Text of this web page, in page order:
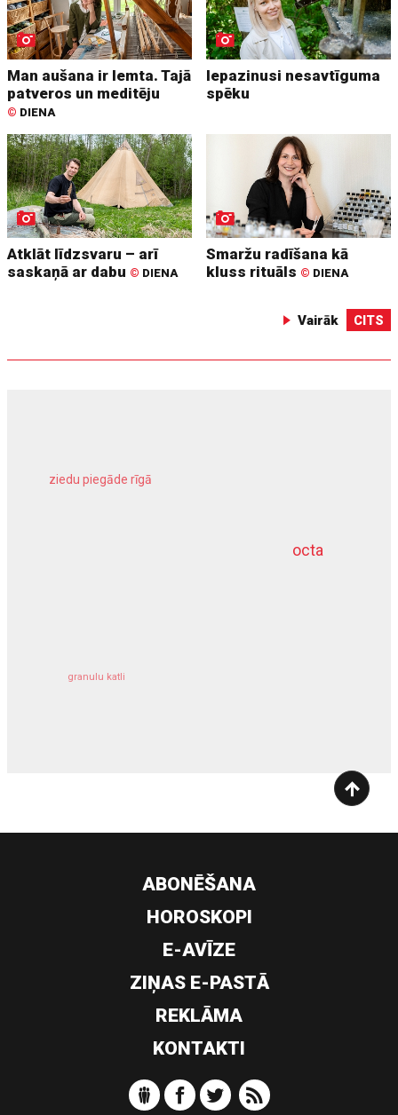
Man aušana ir lemta. Tajā
patveros un meditēju
© DIENA
Iepazinusi nesavtīguma
spēku
Atklāt līdzsvaru – arī
saskaņā ar dabu © DIENA
Smaržu radīšana kā
kluss rituāls © DIENA
Vairāk CITS
octa
ziedu piegāde rīgā
granulu katli
dziļurbums
ABONĒŠANA
HOROSKOPI
E-AVĪZE
ZIŅAS E-PASTĀ
REKLĀMA
KONTAKTI